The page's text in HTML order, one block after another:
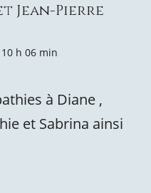
Jean-Pierre
h 06 min
à Diane ,
et Sabrina ainsi